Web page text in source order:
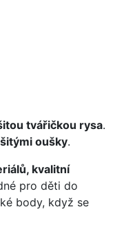
tvářičkou rysa.
oušky.
kvalitní
pro děti do
body, když se